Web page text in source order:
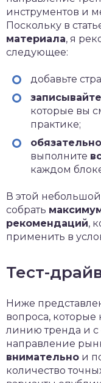
инструментов и
Поскольку в
материала, я
следующее:
добавьте
записывайте
которые вы
практике;
обязательно
выполните
каждом
В этой
собрать
рекомендаций,
применить в
Тест-
Ниже
вопроса, которые
линию тренда и
направление
внимательно и
количество